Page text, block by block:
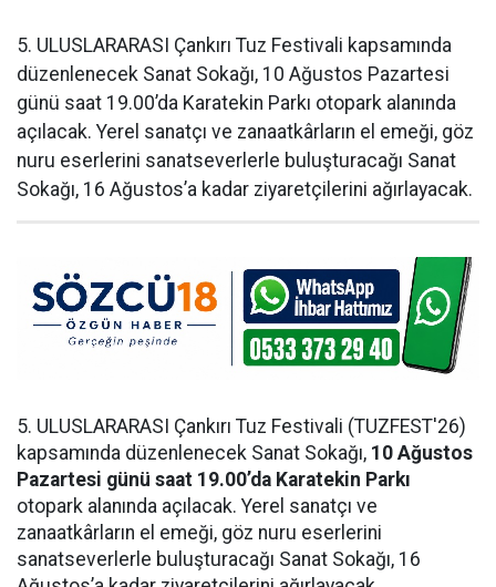
5. ULUSLARARASI Çankırı Tuz Festivali kapsamında
düzenlenecek Sanat Sokağı, 10 Ağustos Pazartesi
günü saat 19.00’da Karatekin Parkı otopark alanında
açılacak. Yerel sanatçı ve zanaatkârların el emeği, göz
nuru eserlerini sanatseverlerle buluşturacağı Sanat
Sokağı, 16 Ağustos’a kadar ziyaretçilerini ağırlayacak.
5. ULUSLARARASI Çankırı Tuz Festivali (TUZFEST'26)
kapsamında düzenlenecek Sanat Sokağı, 10 Ağustos
Pazartesi günü saat 19.00’da Karatekin Parkı
otopark alanında açılacak. Yerel sanatçı ve
zanaatkârların el emeği, göz nuru eserlerini
sanatseverlerle buluşturacağı Sanat Sokağı, 16